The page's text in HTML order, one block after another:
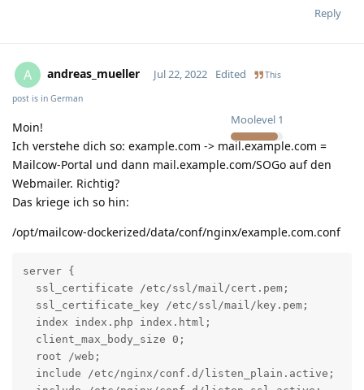
Reply
A andreas_mueller
Moolevel 1
Jul 22, 2022 Edited This
post is in German
Moin!
Ich verstehe dich so: example.com -> mail.example.com =
Mailcow-Portal und dann mail.example.com/SOGo auf den
Webmailer. Richtig?
Das kriege ich so hin:
/opt/mailcow-dockerized/data/conf/nginx/example.com.conf
server {
  ssl_certificate /etc/ssl/mail/cert.pem;
  ssl_certificate_key /etc/ssl/mail/key.pem;
  index index.php index.html;
  client_max_body_size 0;
  root /web;
  include /etc/nginx/conf.d/listen_plain.active;